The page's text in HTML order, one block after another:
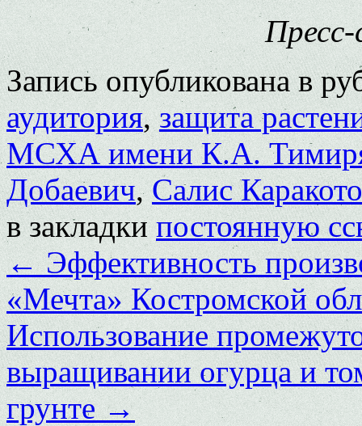
Запись опубликована в
аудитория,защита
МСХА имени К.А.
Добаевич,Салис
в закладкипостоянную
←Эффективность
«Мечта» Костромской
Использование
выращивании огурца и
грунте→